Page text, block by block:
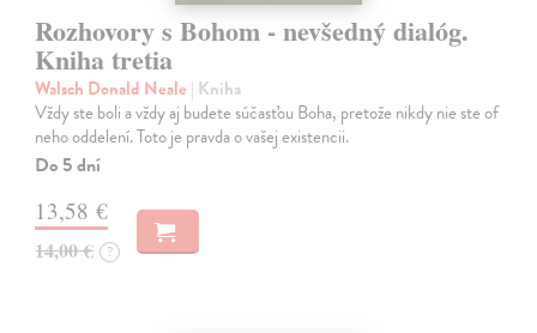
Rozhovory s Bohom - nevšedný dialóg.
Kniha tretia
Walsch Donald Neale | Kniha
Vždy ste boli a vždy aj budete súčasťou Boha, pretože nikdy nie ste of
neho oddelení. Toto je pravda o vašej existencii.
Do 5 dní
13,58 €
14,00 € ?